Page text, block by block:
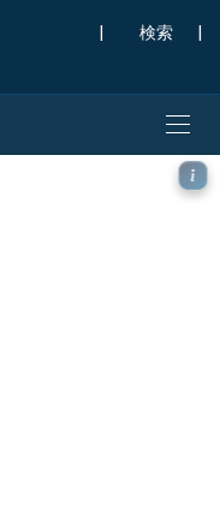
| |
モデル -